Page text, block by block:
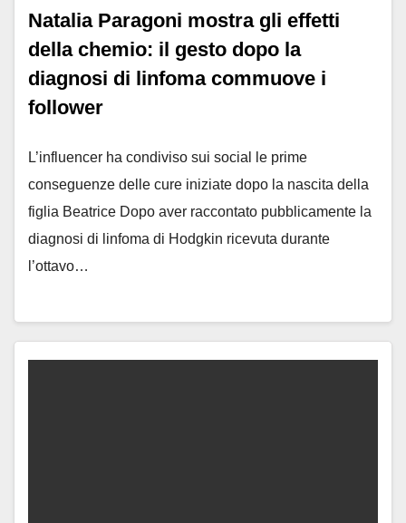
Natalia Paragoni mostra gli effetti
della chemio: il gesto dopo la
diagnosi di linfoma commuove i
follower
L’influencer ha condiviso sui social le prime
conseguenze delle cure iniziate dopo la nascita della
figlia Beatrice Dopo aver raccontato pubblicamente la
diagnosi di linfoma di Hodgkin ricevuta durante
l’ottavo…